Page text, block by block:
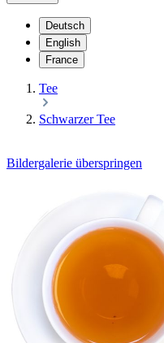
Deutsch
English
France
Tee
Schwarzer Tee
Bildergalerie überspringen